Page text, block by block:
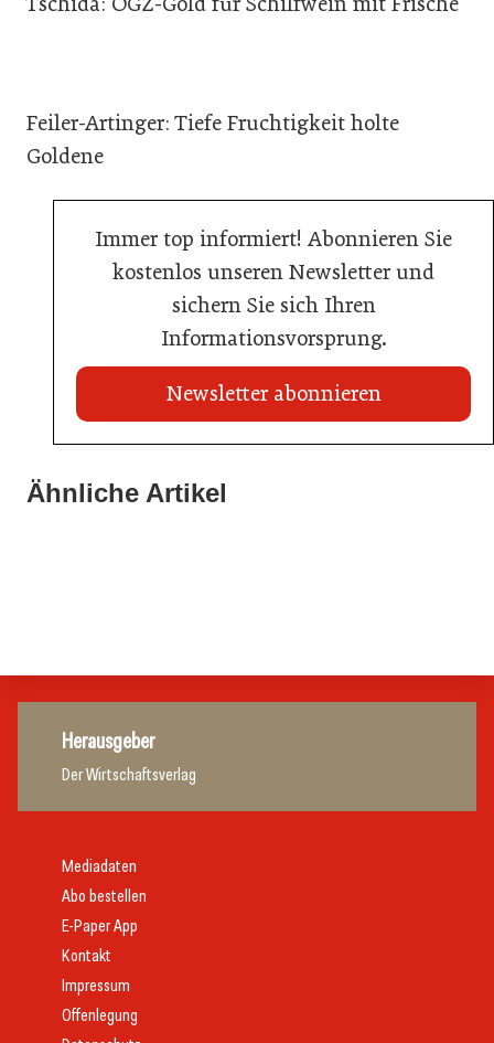
Feiler-Artinger: Tiefe Fruchtigkeit holte
Goldene
Immer top informiert! Abonnieren Sie
kostenlos unseren Newsletter und
sichern Sie sich Ihren
Informationsvorsprung.
Newsletter abonnieren
Ähnliche Artikel
20. Juli 2026
03. Juni 2026
Herausgeber
Der Wirtschaftsverlag
Mediadaten
Abo bestellen
E-Paper App
Kontakt
Impressum
Offenlegung